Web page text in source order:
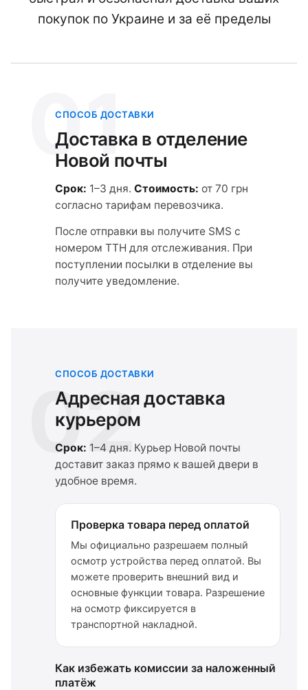
покупок по Украине и за её пределы
01
СПОСОБ ДОСТАВКИ
Доставка в отделение
Новой почты
Срок: 1–3 дня. Стоимость: от 70 грн
согласно тарифам перевозчика.
После отправки вы получите SMS с
номером ТТН для отслеживания. При
поступлении посылки в отделение вы
получите уведомление.
02
СПОСОБ ДОСТАВКИ
Адресная доставка
курьером
Срок: 1–4 дня. Курьер Новой почты
доставит заказ прямо к вашей двери в
удобное время.
Проверка товара перед оплатой
Мы официально разрешаем полный
осмотр устройства перед оплатой. Вы
можете проверить внешний вид и
основные функции товара. Разрешение
на осмотр фиксируется в
транспортной накладной.
Как избежать комиссии за наложенный
платёж